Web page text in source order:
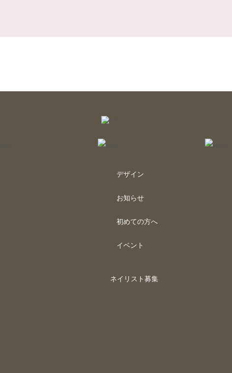
デザイン
お知らせ
初めての方へ
イベント
ネイリスト募集